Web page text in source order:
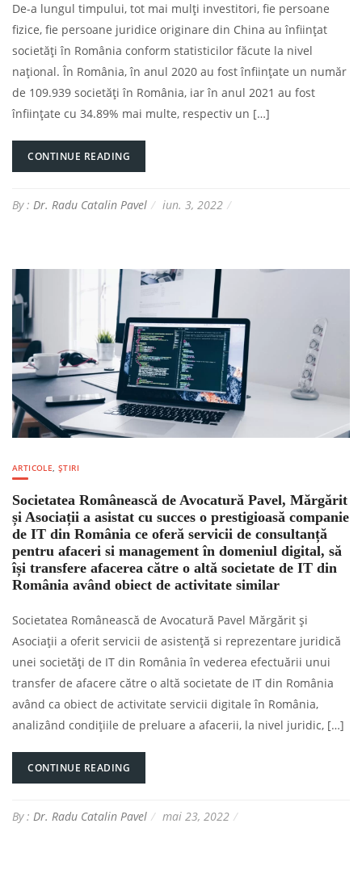
De-a lungul timpului, tot mai mulți investitori, fie persoane
fizice, fie persoane juridice originare din China au înființat
societăți în România conform statisticilor făcute la nivel
național. În România, în anul 2020 au fost înființate un număr
de 109.939 societăți în România, iar în anul 2021 au fost
înființate cu 34.89% mai multe, respectiv un […]
CONTINUE READING
By : Dr. Radu Catalin Pavel iun. 3, 2022
ARTICOLE,ȘTIRI
Societatea Românească de Avocatură Pavel, Mărgărit
și Asociații a asistat cu succes o prestigioasă companie
de IT din România ce oferă servicii de consultanță
pentru afaceri si management în domeniul digital, să
își transfere afacerea către o altă societate de IT din
România având obiect de activitate similar
Societatea Românească de Avocatură Pavel Mărgărit și
Asociații a oferit servicii de asistență si reprezentare juridică
unei societăți de IT din România în vederea efectuării unui
transfer de afacere către o altă societate de IT din România
având ca obiect de activitate servicii digitale în România,
analizând condițiile de preluare a afacerii, la nivel juridic, […]
CONTINUE READING
By : Dr. Radu Catalin Pavel mai 23, 2022